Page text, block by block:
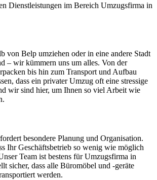
Dienstleistungen im Bereich Umzugsfirma in
von Belp umziehen oder in eine andere Stadt
– wir kümmern uns um alles. Von der
bis hin zum Transport und Aufbau
dass ein privater Umzug oft eine stressige
wir sind hier, um Ihnen so viel Arbeit wie
besondere Planung und Organisation.
Ihr Geschäftsbetrieb so wenig wie möglich
Team ist bestens für Umzugsfirma in
sicher, dass alle Büromöbel und -geräte
werden.